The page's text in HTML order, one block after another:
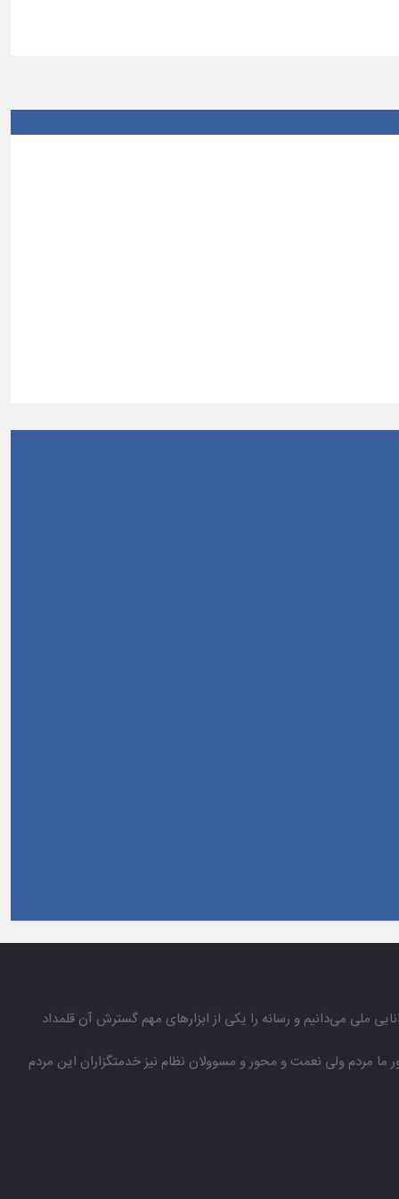
ملی می‌دانیم و رسانه را یكی از ابزارهای مهم گسترش آن قلمداد
ما مردم ولی نعمت و محور و مسوولان نظام نیز خدمتگزاران این مردم